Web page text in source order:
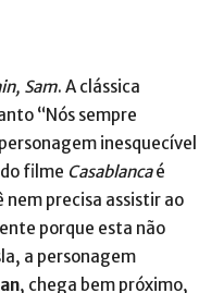
Sam. A clássica
“Nós sempre
inesquecível
filme Casablancaé
precisa assistir ao
porque esta não
a personagem
, chega bem próximo,